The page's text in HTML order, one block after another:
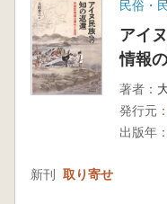
民俗・
アイ
情報
著者：
発行元：
出版年：
新刊 取り寄せ